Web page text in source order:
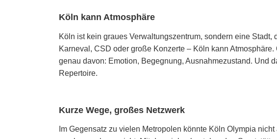
Köln kann Atmosphäre
Köln ist kein graues Verwaltungszentrum, sondern eine Stadt,
Karneval, CSD oder große Konzerte – Köln kann
genau davon: Emotion, Begegnung, Ausnahmezustand. Und
Repertoire.
Kurze Wege, großes Netzwerk
Im Gegensatz zu vielen Metropolen könnte Köln Olympia